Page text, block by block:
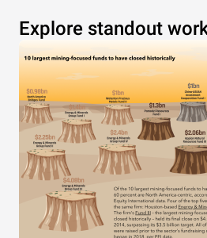
Explore standout